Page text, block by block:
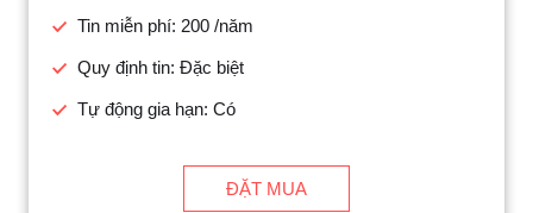
Tin miễn phí: 200 /năm
Quy định tin: Đặc biệt
Tự động gia hạn: Có
ĐẶT MUA